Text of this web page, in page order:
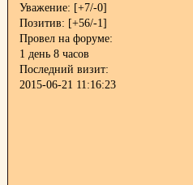
Уважение: [+7/-0]
Позитив: [+56/-1]
Провел на форуме:
1 день 8 часов
Последний визит:
2015-06-21 11:16:23